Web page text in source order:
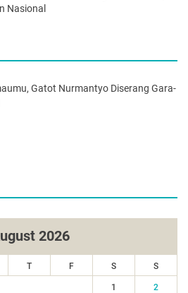
Nasional
Gatot Nurmantyo Diserang Gara-
2026
T F S S
1 2